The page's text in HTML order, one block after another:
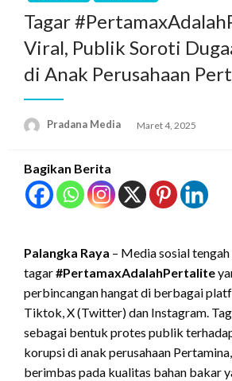
Tagar
Viral, Publik Soroti
di Anak Perusahaan
Pradana Media Maret 4, 2025
Bagikan Berita
Palangka Raya – Media sosial
tagar#PertamaxAdalahPertalite
perbincangan hangat di berbagai
Tiktok, X (Twitter) dan Instagram.
sebagai bentuk protes publik
korupsi di anak perusahaan
berimbas pada kualitas bahan bakar